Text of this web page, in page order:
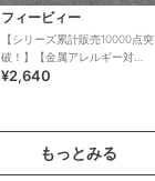
フィービィー
【シリーズ累計販売10000点突
破！】【金属アレルギー対
応】ミニフープピアス/サージ
¥2,640
もっとみる